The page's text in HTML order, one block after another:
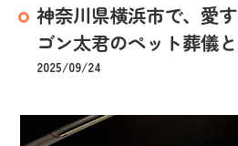
神奈川県横浜市で、愛
ゴン太君のペット葬儀
2025/09/24